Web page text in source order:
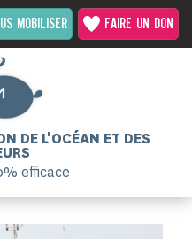
DE L'OCÉAN ET DES
efficace
MOBILISER FAIRE UN DON